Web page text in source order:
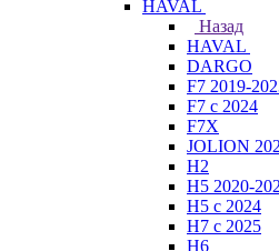
HAVAL
Назад
HAVAL
DARGO
F7 2019-
F7 с 2024
F7X
JOLION
H2
H5 2020-
H5 с 2024
H7 с 2025
H6